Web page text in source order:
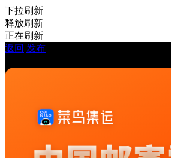
下拉刷新
释放刷新
正在刷新
返回 发布